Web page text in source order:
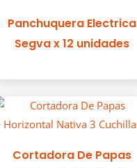
Panchuquera Electrica
Segva x 12 unidades
Cortadora De Papas